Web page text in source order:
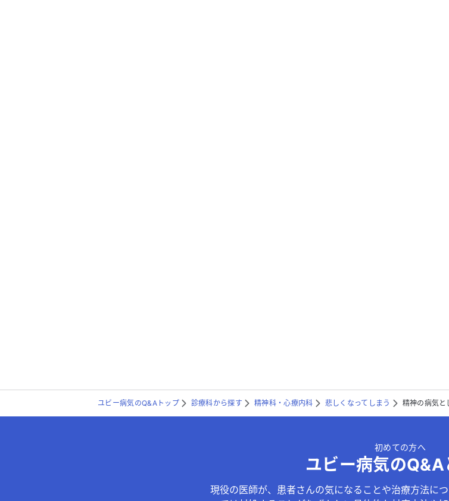
ユビー病気のQ&Aトップ 診療科から探す 精神科・心療内科 悲しくなってしまう 精神の病気と
初めての方へ
ユビー病気のQ&A
現役の医師が、患者さんの気になることや治療方法に